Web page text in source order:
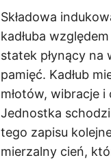
Składowa
kadłuba
statek płynący na
pamięć. Kadłub
młotów, wibracje
Jednostka
tego zapisu
mierzalny cień,